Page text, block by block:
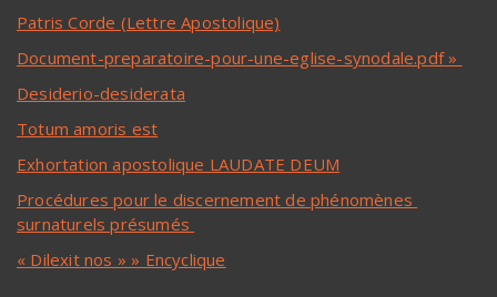
Patris Corde (Lettre Apostolique)
Document-preparatoire-pour-une-eglise-synodale.pdf »
Desiderio-desiderata
Totum amoris est
Exhortation apostolique LAUDATE DEUM
Procédures pour le discernement de phénomènes
surnaturels présumés
« Dilexit nos » » Encyclique